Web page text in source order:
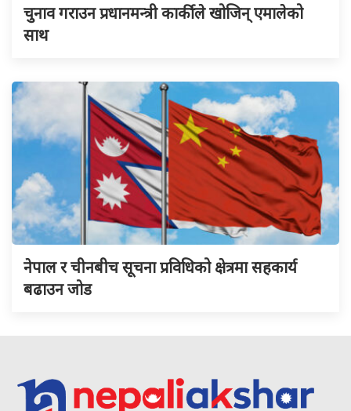
चुनाव गराउन प्रधानमन्त्री कार्कीले खोजिन् एमालेको
साथ
नेपाल र चीनबीच सूचना प्रविधिको क्षेत्रमा सहकार्य
बढाउन जोड